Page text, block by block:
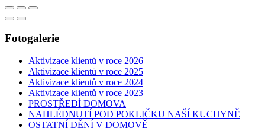
Fotogalerie
Aktivizace klientů v roce 2026
Aktivizace klientů v roce 2025
Aktivizace klientů v roce 2024
Aktivizace klientů v roce 2023
PROSTŘEDÍ DOMOVA
NAHLÉDNUTÍ POD POKLIČKU NAŠÍ KUCHYNĚ
OSTATNÍ DĚNÍ V DOMOVĚ